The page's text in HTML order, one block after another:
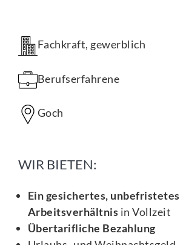
Fachkraft, gewerblich
Berufserfahrene
Goch
WIR BIETEN:
Ein gesichertes, unbefristetes
Arbeitsverhältnis in Vollzeit
Übertarifliche Bezahlung